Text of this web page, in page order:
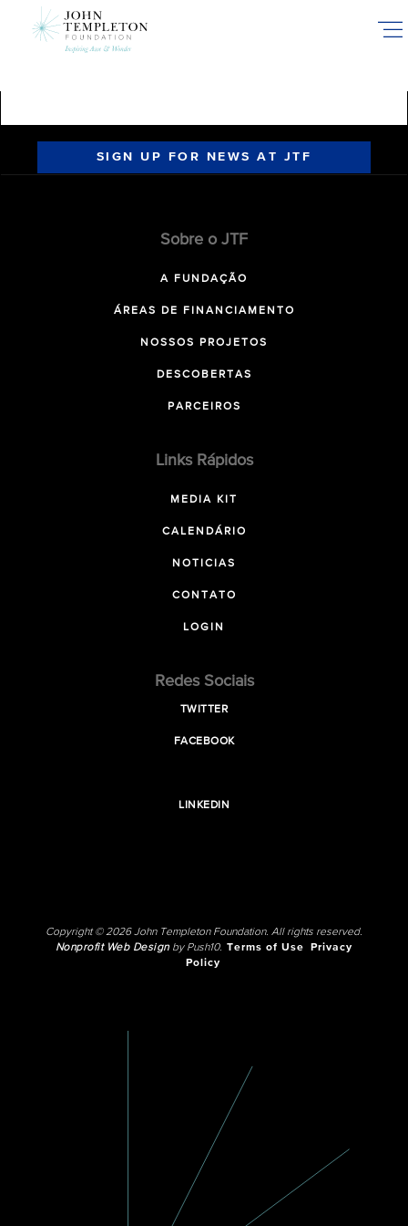
SIGN UP FOR NEWS AT JTF
Sobre o JTF
A FUNDAÇÃO
ÁREAS DE FINANCIAMENTO
NOSSOS PROJETOS
DESCOBERTAS
PARCEIROS
Links Rápidos
MEDIA KIT
CALENDÁRIO
NOTICIAS
CONTATO
LOGIN
Redes Sociais
TWITTER
FACEBOOK
LINKEDIN
Copyright © 2026 John Templeton Foundation. All rights reserved.
Nonprofit Web Designby Push10. Terms of Use
Privacy
Policy